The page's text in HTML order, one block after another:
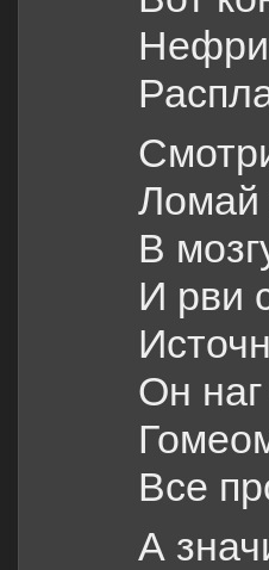
Ломай
В
И рви
Он
Все
А